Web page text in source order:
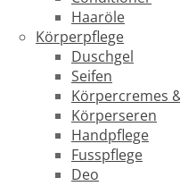
Haaröle
Körperpflege
Duschgel
Seifen
Körpercremes
Körperseren
Handpflege
Fusspflege
Deo